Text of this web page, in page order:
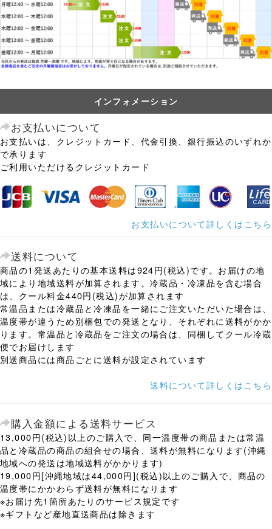
インフォメーション
お支払いについて
お支払いは、クレジットカード、代金引換、銀行振込のいずれか
で承ります
ご利用いただけるクレジットカード
お支払いについて詳しくはこちら
送料について
商品の1発送あたりの基本送料は924円(税込)です。お届けの地
域により地域送料が加算されます。冷蔵品・冷凍品を含む場合
は、クール料金440円(税込)が加算されます
常温品または冷蔵品と冷凍品を一緒にご注文いただいた場合は、
温度帯が違うため別梱包での発送となり、それぞれに送料がかか
ります。常温品と冷蔵品をご注文の場合は、同梱してクール冷蔵
便でお届けします
別送商品には商品ごとに送料が設定されています
送料について詳しくはこちら
購入金額による送料サービス
13,000円(税込)以上のご購入で、同一温度帯の商品または常温
品と冷蔵品の商品の組合せの場合、送料が無料になります(沖縄
地域への発送は地域送料がかかります)
19,000円[沖縄地域は44,000円](税込)以上のご購入で、商品の
温度帯にかかわらず送料が無料になります
※お届け先1箇所あたりのサービス規定です
※ギフトなど産地直送商品は除きます